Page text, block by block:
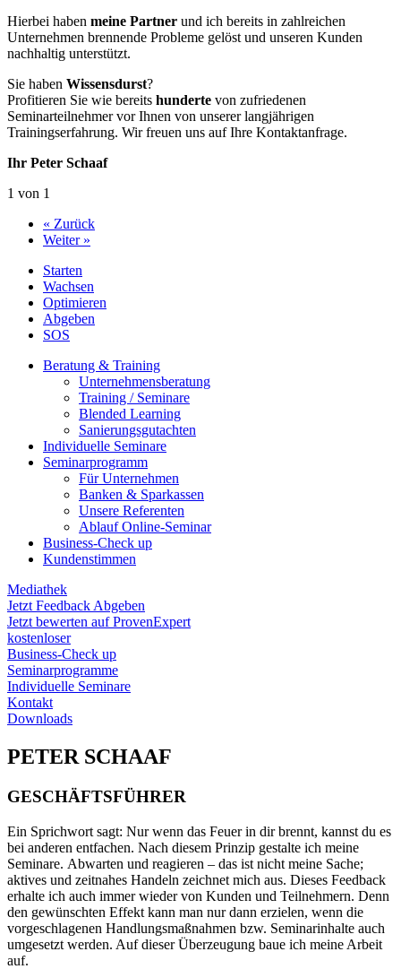
Hierbei haben meine Partner und ich bereits in zahlreichen
Unternehmen brennende Probleme gelöst und unseren Kunden
nachhaltig unterstützt.
Sie haben Wissensdurst?
Profitieren Sie wie bereits hunderte von zufriedenen
Seminarteilnehmer vor Ihnen von unserer langjährigen
Trainingserfahrung. Wir freuen uns auf Ihre Kontaktanfrage.
Ihr Peter Schaaf
1 von 1
« Zurück
Weiter »
Starten
Wachsen
Optimieren
Abgeben
SOS
Beratung & Training
Unternehmens­beratung
Training / Seminare
Blended Learning
Sanierungs­gutachten
Individuelle Seminare
Seminarprogramm
Für Unternehmen
Banken & Sparkassen
Unsere Referenten
Ablauf Online-Seminar
Business-Check up
Kundenstimmen
Mediathek
Jetzt Feedback Abgeben
Jetzt bewerten auf ProvenExpert
kostenloser
Business-Check up
Seminarprogramme
Individuelle Seminare
Kontakt
Downloads
PETER SCHAAF
GESCHÄFTSFÜHRER
Ein Sprichwort sagt: Nur wenn das Feuer in dir brennt, kannst du es
bei anderen entfachen. Nach diesem Prinzip gestalte ich meine
Seminare. Abwarten und reagieren – das ist nicht meine Sache;
aktives und zeitnahes Handeln zeichnet mich aus. Dieses Feedback
erhalte ich auch immer wieder von Kunden und Teilnehmern. Denn
den gewünschten Effekt kann man nur dann erzielen, wenn die
vorgeschlagenen Handlungsmaßnahmen bzw. Seminarinhalte auch
umgesetzt werden. Auf dieser Überzeugung baue ich meine Arbeit
auf.